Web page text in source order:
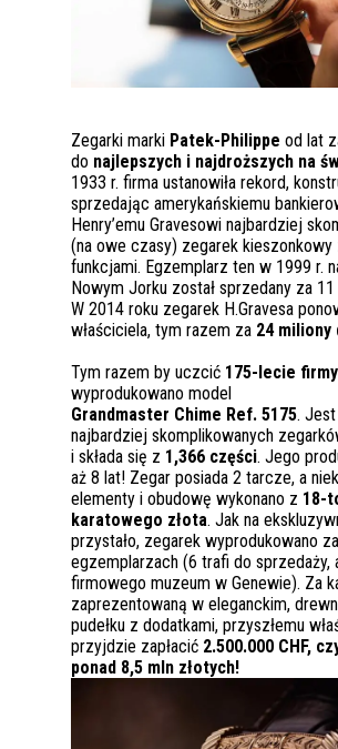
Zegarki marki Patek-Philippe od lat
do najlepszych i najdroższych na
1933 r. firma ustanowiła rekord,
sprzedając amerykańskiemu
Henry’emu Gravesowi najbardziej
(na owe czasy) zegarek kieszonkowy
funkcjami. Egzemplarz ten w 1999 r.
Nowym Jorku został sprzedany za
W 2014 roku zegarek H.Gravesa
właściciela, tym razem za 24 miliony
Tym razem by uczcić 175-lecie firmy
wyprodukowano model
Grandmaster Chime Ref. 5175.
najbardziej skomplikowanych
i składa się z 1,366 części. Jego
aż 8 lat! Zegar posiada 2 tarcze, a
elementy i obudowę wykonano z 18-
karatowego złota. Jak na
przystało, zegarek wyprodukowano
egzemplarzach (6 trafi do sprzedaży,
firmowego muzeum w Genewie). Za
zaprezentowaną w eleganckim,
pudełku z dodatkami, przyszłemu
przyjdzie zapłacić 2.500.000 CHF,
ponad 8,5 mln złotych!